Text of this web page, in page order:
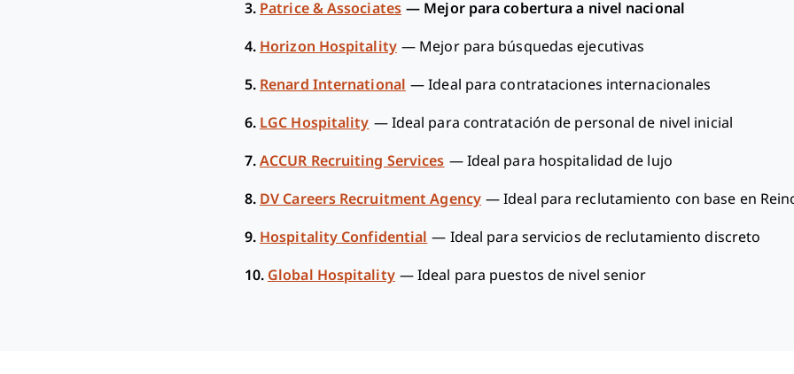
3. Patrice & Associates — Mejor para cobertura a nivel nacional
4. Horizon Hospitality — Mejor para búsquedas ejecutivas
5. Renard International —Ideal para contrataciones internacionales
6. LGC Hospitality — Ideal para contratación de personal de nivel inicial
7. ACCUR Recruiting Services — Ideal para hospitalidad de lujo
8. DV Careers Recruitment Agency —Ideal para reclutamiento con base en
9. Hospitality Confidential — Ideal para servicios de reclutamiento discreto
10. Global Hospitality —Ideal para puestos de nivel senior